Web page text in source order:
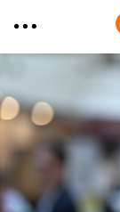
zum
Inhalt